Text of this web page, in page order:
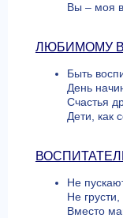
Вы – моя
ЛЮБИМОМУ
Быть
День
Счастья
Дети, как
Не
Не грусти,
Вместо